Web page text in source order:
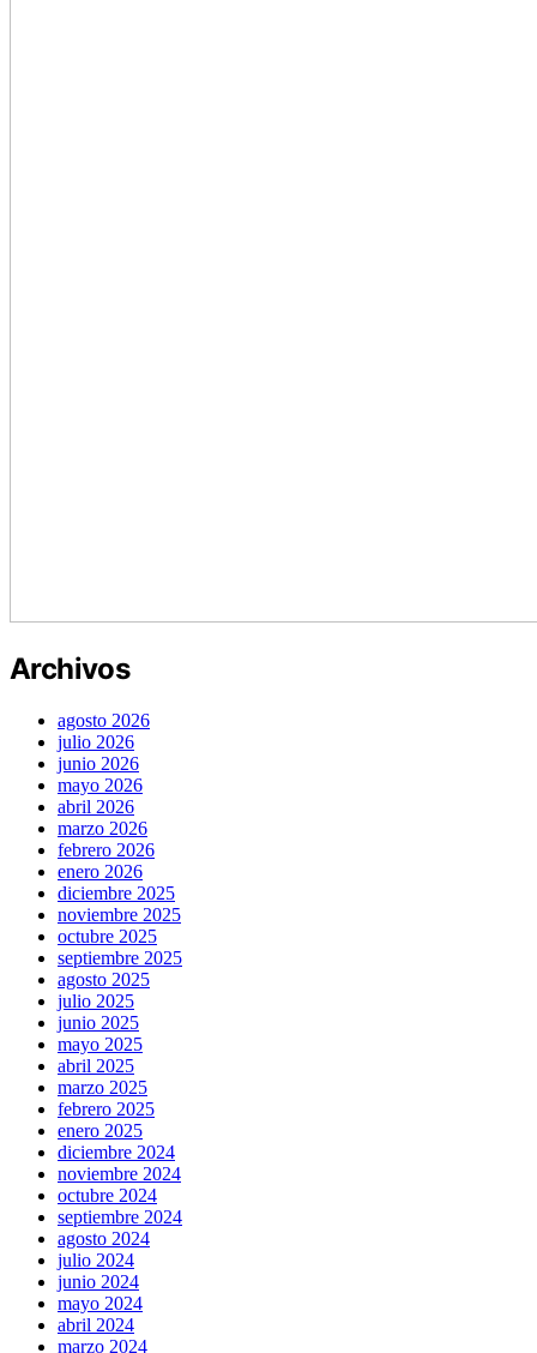
Archivos
agosto 2026
julio 2026
junio 2026
mayo 2026
abril 2026
marzo 2026
febrero 2026
enero 2026
diciembre 2025
noviembre 2025
octubre 2025
septiembre 2025
agosto 2025
julio 2025
junio 2025
mayo 2025
abril 2025
marzo 2025
febrero 2025
enero 2025
diciembre 2024
noviembre 2024
octubre 2024
septiembre 2024
agosto 2024
julio 2024
junio 2024
mayo 2024
abril 2024
marzo 2024